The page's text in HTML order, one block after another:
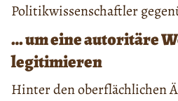
Politikwissenschaftler
… um eine autoritäre
legitimieren
Hinter den oberflächlichen